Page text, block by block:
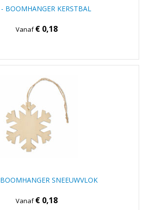
BOOMHANGER KERSTBAL
Vanaf€ 0,18
SNEEUWVLOK
Vanaf€ 0,18